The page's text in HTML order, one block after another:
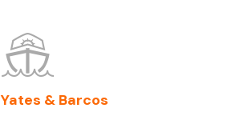
Yates & Barcos